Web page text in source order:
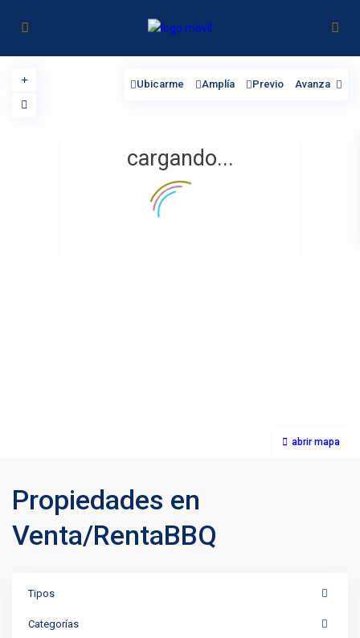
cargando...
abrir mapa
Ubicarme Amplía Previo Avanza
Propiedades en
Venta/RentaBBQ
Tipos
Categorías